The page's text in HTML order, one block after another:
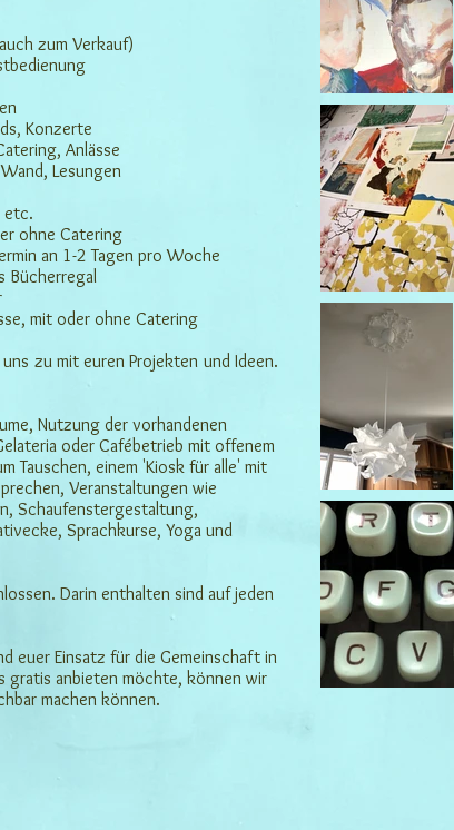
zum Verkauf)
Konzerte
Anlässe
Lesungen
etc.
ohne Catering
an 1-2 Tagen pro Woche
Bücherregal
mit oder ohne Catering
zu mit euren Projekten und Ideen.
Nutzung der vorhandenen
oder Cafébetrieb mit offenem
Tauschen, einem 'Kiosk für alle' mit
Veranstaltungen wie
Schaufenstergestaltung,
Sprachkurse, Yoga und
Darin enthalten sind auf jeden
euer Einsatz für die Gemeinschaft in
gratis anbieten möchte, können wir
machen können.